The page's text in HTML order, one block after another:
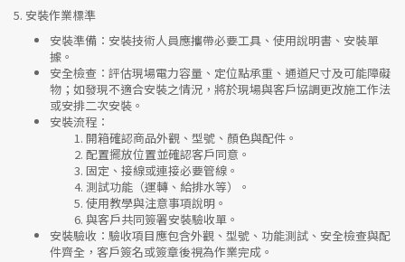
5. 安裝作業標準
安裝準備 ：安裝技術人員應攜帶必要工具、使用說明書、安裝單
據。
安全檢查 ：評估現場電力容量、定位點承重、通道尺寸及可能障礙
物；如發現不適合安裝之情況，將於現場與客戶協調更改施工作法
或安排二次安裝。
安裝流程 ：
開箱確認商品外觀、型號、顏色與配件。
配置擺放位置並確認客戶同意。
固定、接線或連接必要管線。
測試功能（運轉、給排水等）。
使用教學與注意事項說明。
與客戶共同簽署安裝驗收單。
安裝驗收 ：驗收項目應包含外觀、型號、功能測試、安全檢查與配
件齊全，客戶簽名或簽章後視為作業完成。